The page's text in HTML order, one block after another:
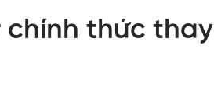
chính thức